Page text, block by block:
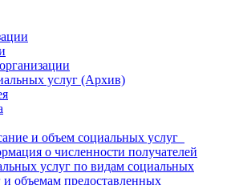
услуг (Архив)
и объем социальных услуг
о численности получателей
услуг по видам социальных
и объемам предоставленных